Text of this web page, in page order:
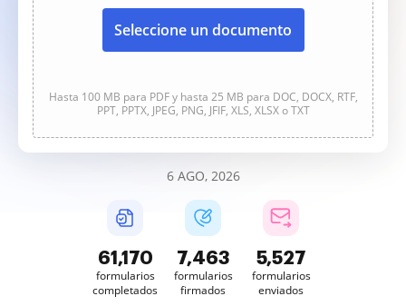
Seleccione un documento
Hasta 100 MB para PDF y hasta 25 MB para DOC, DOCX, RTF,
PPT, PPTX, JPEG, PNG, JFIF, XLS, XLSX o TXT
6 AGO, 2026
61,171
formularios
completados
7,464
formularios
firmados
5,527
formularios
enviados